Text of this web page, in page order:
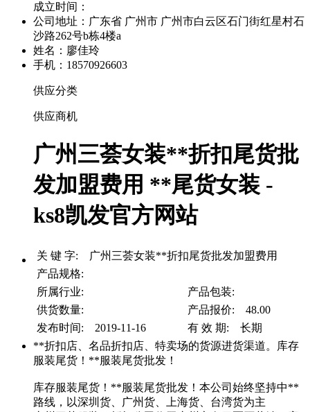
成立时间：
公司地址： 广东省 广州市 广州市白云区石门街红星村石
沙路262号b栋4楼a
姓名：廖佳玲
手机：18570926603
供应分类
供应商机
广州三荟女装**折扣尾货批
发加盟费用 **尾货女装 -
ks8凯发官方网站
关 键 字: 广州三荟女装**折扣尾货批发加盟费用
产品规格:
所属行业:
产品包装:
供货数量:
产品报价: 48.00
发布时间: 2019-11-16
有 效 期: 长期
**折扣店、名品折扣店、特卖场的货源进货渠道。库存
服装尾货！**服装尾货批发！
库存服装尾货！**服装尾货批发！本公司始终坚持中**
路线，以深圳货、广州货、上海货、台湾货为主